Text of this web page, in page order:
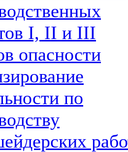
I, II и III
опасности
по